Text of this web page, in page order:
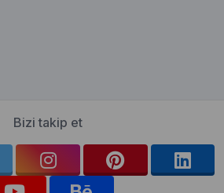
Bizi takip et